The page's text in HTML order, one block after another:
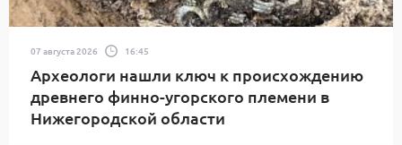
07 августа 2026 16:45
Археологи нашли ключ к происхождению
древнего финно-угорского племени в
Нижегородской области